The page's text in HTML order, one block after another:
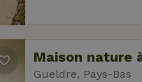
Maison nature
Gueldre, Pays-Bas